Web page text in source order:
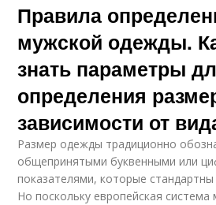
Правила
мужской одежды.
знать параметры
определения
зависимости от
Размер одежды традиционно
общепринятыми буквенными или
показателями, которые
Но поскольку европейская